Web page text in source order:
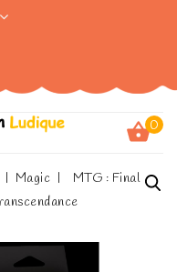
0
Magic
MTG : Final